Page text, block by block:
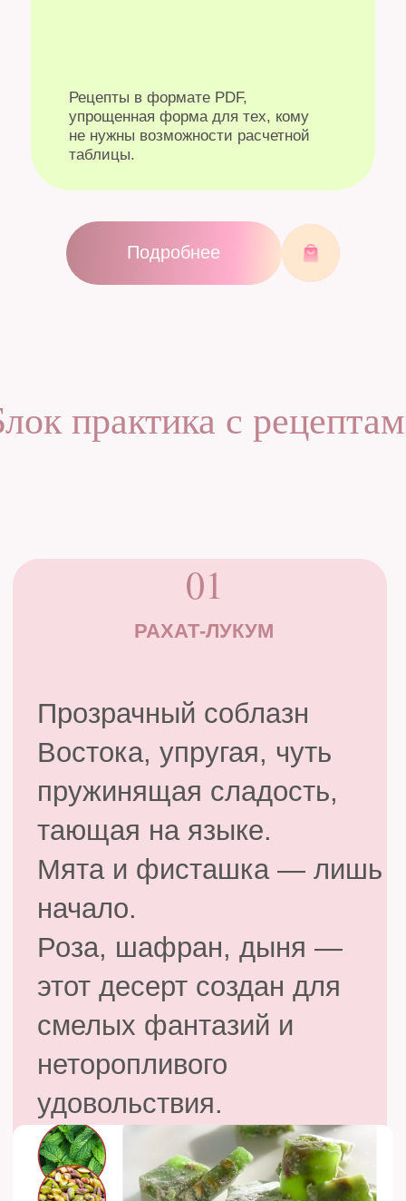
Воспоминание о детстве,
янтарные ломтики, сквозь
которые светится солнце.
Сахарные кристаллы
хрустят под зубами,
белая прослойка
обманывающе похожа на
настоящую кожуру.
Теперь это не просто
апельсин — манго,
маракуйя, малина,
вишня… фантазия не
знает границ, а база у вас
уже в руках.
ЦИТРУСОВЫЕ ДОЛЬКИ
Тот самый вкус, узнаваемый
с первого вдоха.
Ананас, банан, апельсин,
клубника, пряности и
воспоминаний.
БАБЛ ГАМ
03